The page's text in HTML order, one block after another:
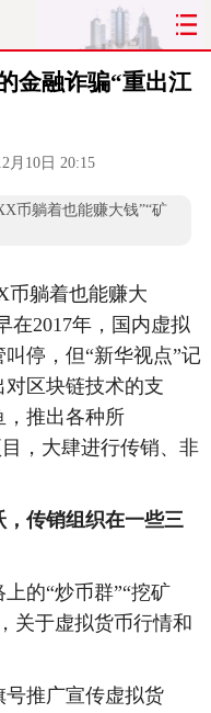
金融诈骗“重出江
月10日 20:15
币躺着也能赚大钱”“矿
躺着也能赚大
2017年，国内虚拟
停，但“新华视点”记
区块链技术的支
，推出各种所
，大肆进行传销、非
传销组织在一些三
的“炒币群”“挖矿
关于虚拟货币行情和
推广宣传虚拟货